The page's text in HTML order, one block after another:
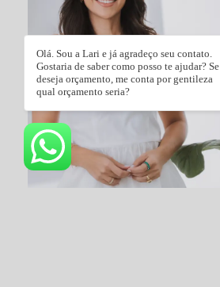
Olá. Sou a Lari e já agradeço seu contato.
Gostaria de saber como posso te ajudar? Se
deseja orçamento, me conta por gentileza
qual orçamento seria?